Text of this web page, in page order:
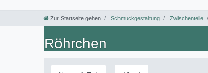
Zur Startseite gehen Schmuckgestaltung Zwischenteile
Röhrchen